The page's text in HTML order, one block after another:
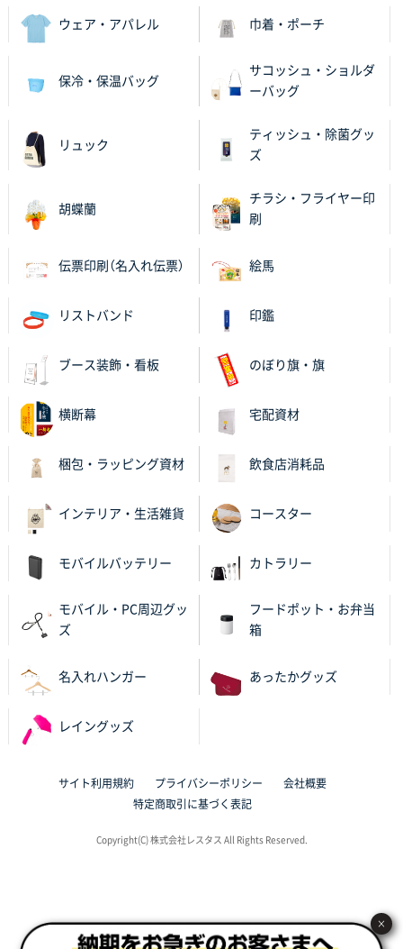
のし文言が変更できたのと価格。
ワンポイント箔押し紙袋 Sサイズ(A5対応)
営業ご担当者さまより、ご丁寧なサポートをいただ
き、他のネット印刷サービスよりも安心して購入まで
大阪府V社様
【ポリ袋】特別ご注文ページ
3000枚
昨年利用した時に、納期と金額面でかなり業者さんを
比較して決めさせていただきました。 昨年注文分も、
納期がギリギリだったにも関わらず、丁寧に対応して
対応を頂いており助かっております。
レギュラーのぼり（W600mm×H1800mm）
紹介されたから
大分県Y社様
不織布スクエアトート(A4サイズ)
岡山県K社様
ワンポイントポリ袋 A4サイズ
サイトが見やすい
東京都N社様
サイト構成が解りやすかったから
東京都J社様
ウェア・アパレル 巾着・ポーチ
保冷・保温バッグ
サコッシュ・ショルダ
ーバッグ
リュック
ティッシュ・除菌グッ
ズ
胡蝶蘭
チラシ・フライヤー印
刷
伝票印刷（名入れ伝票） 絵馬
リストバンド 印鑑
ブース装飾・看板 のぼり旗・旗
横断幕 宅配資材
梱包・ラッピング資材 飲食店消耗品
インテリア・生活雑貨 コースター
モバイルバッテリー カトラリー
モバイル・PC周辺グッ
ズ
フードポット・お弁当
箱
名入れハンガー あったかグッズ
レイングッズ
サイト利用規約 プライバシーポリシー
会社概要
特定商取引に基づく表記
Copyright(C) 株式会社レスタス All Rights Reserved.
×